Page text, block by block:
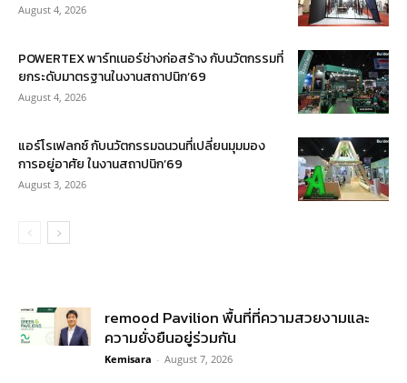
August 4, 2026
POWERTEX พาร์ทเนอร์ช่างก่อสร้าง กับนวัตกรรมที่
ยกระดับมาตรฐานในงานสถาปนิก’69
August 4, 2026
แอร์โรเฟลกซ์ กับนวัตกรรมฉนวนที่เปลี่ยนมุมมอง
การอยู่อาศัย ในงานสถาปนิก’69
August 3, 2026
remood Pavilion พื้นที่ที่ความสวยงามและ
ความยั่งยืนอยู่ร่วมกัน
Kemisara - August 7, 2026